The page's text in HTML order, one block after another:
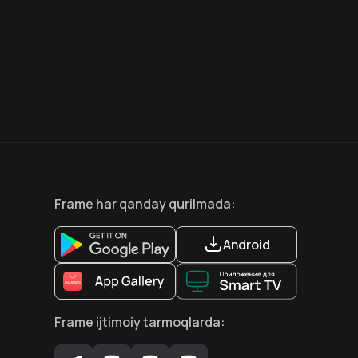
Frame har qanday qurilmada:
Android
Frame ijtimoiy tarmoqlarda: